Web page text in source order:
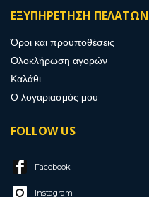
ΕΞΥΠΗΡΕΤΗΣΗ ΠΕΛΑΤΩΝ
Όροι και προυποθέσεις
Ολοκλήρωση αγορών
Καλάθι
Ο λογαριασμός μου
FOLLOW US
Facebook
Instagram